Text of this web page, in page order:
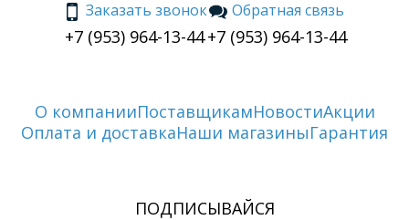
Заказать звонок
+7 (953) 964-13-44
Обратная связь
+7 (953) 964-13-44
О компанииПоставщикамНовостиАкции
Оплата и доставкаНаши магазиныГарантия
ПОДПИСЫВАЙСЯ